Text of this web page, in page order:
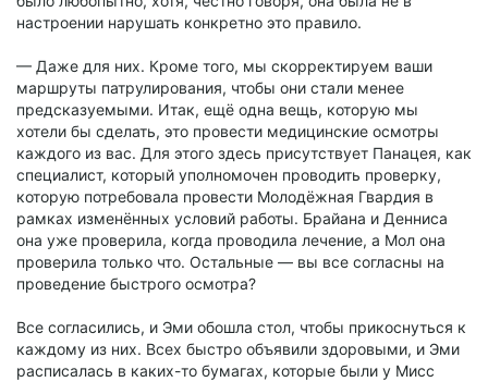
настроении нарушать конкретно это правило.
— Даже для них. Кроме того, мы скорректируем ваши
маршруты патрулирования, чтобы они стали менее
предсказуемыми. Итак, ещё одна вещь, которую мы
хотели бы сделать, это провести медицинские осмотры
каждого из вас. Для этого здесь присутствует Панацея, как
специалист, который уполномочен проводить проверку,
которую потребовала провести Молодёжная Гвардия в
рамках изменённых условий работы. Брайана и Денниса
она уже проверила, когда проводила лечение, а Мол она
проверила только что. Остальные — вы все согласны на
проведение быстрого осмотра?
Все согласились, и Эми обошла стол, чтобы прикоснуться к
каждому из них. Всех быстро объявили здоровыми, и Эми
расписалась в каких-то бумагах, которые были у Мисс